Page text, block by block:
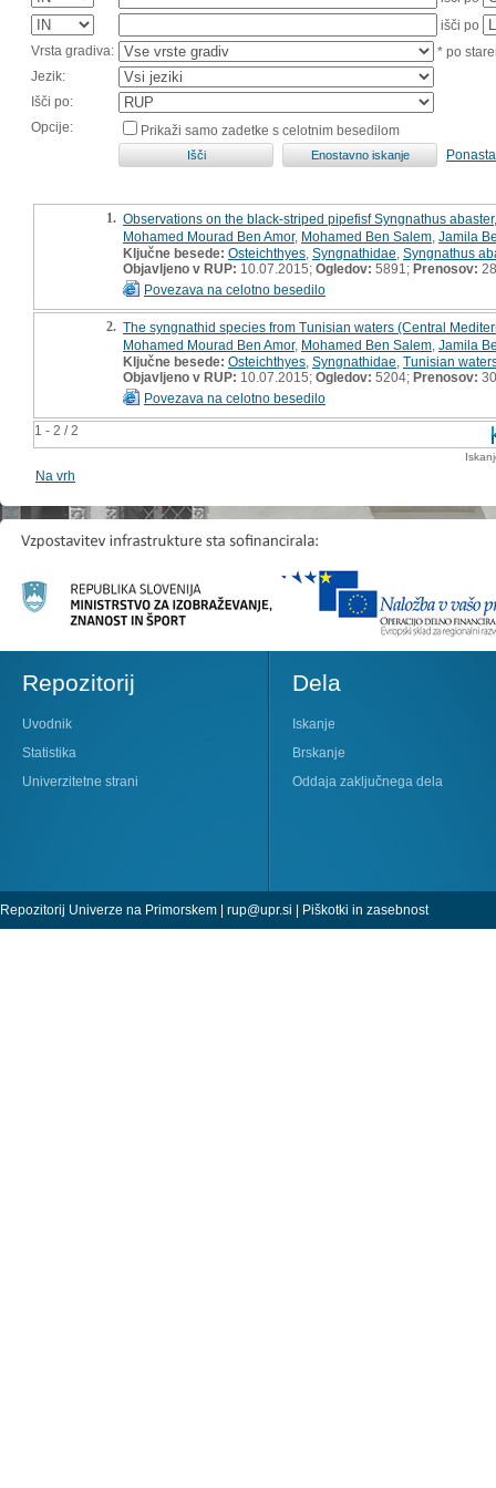
išči po
Vrsta gradiva:
* po
Jezik:
Išči po:
Opcije:
Prikaži samo zadetke s celotnim besedilom
1 - 2 / 2
1. Observations on the black-striped pipefisf Syngnathus
Mohamed Mourad Ben Amor, Mohamed Ben Salem Jamila
Ključne besede: Osteichthyes Syngnathidae Syngnathus
Objavljeno v RUP: 10.07.2015; Ogledov: 5891; Prenosov: 28
Povezava na celotno besedilo
2. The syngnathid species from Tunisian waters (Central
Mohamed Mourad Ben Amor, Mohamed Ben Salem Jamila
Ključne besede: Osteichthyes Syngnathidae Tunisian
Objavljeno v RUP: 10.07.2015; Ogledov: 5204; Prenosov: 30
Povezava na celotno besedilo
Na vrh
Repozitorij
Uvodnik
Statistika
Univerzitetne strani
Dela
Iskanje
Brskanje
Oddaja zaključnega dela
Repozitorij Univerze na Primorskem | rup@upr.si | Piškotki in zasebnost